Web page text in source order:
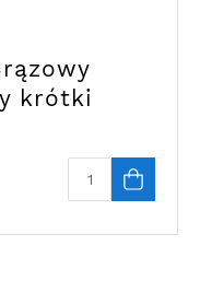
krótki